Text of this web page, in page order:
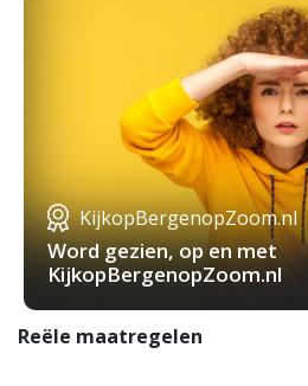
KijkopBergenopZoom.nl
Word gezien, op en met
KijkopBergenopZoom.nl
Reële maatregelen